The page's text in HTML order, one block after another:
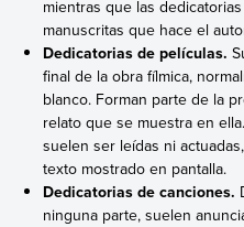
mientras que las
manuscritas que hace el
Dedicatorias de películas.
final de la obra fílmica,
blanco. Forman parte de la
relato que se muestra en
suelen ser leídas ni
texto mostrado en pantalla.
Dedicatorias de canciones.
ninguna parte, suelen